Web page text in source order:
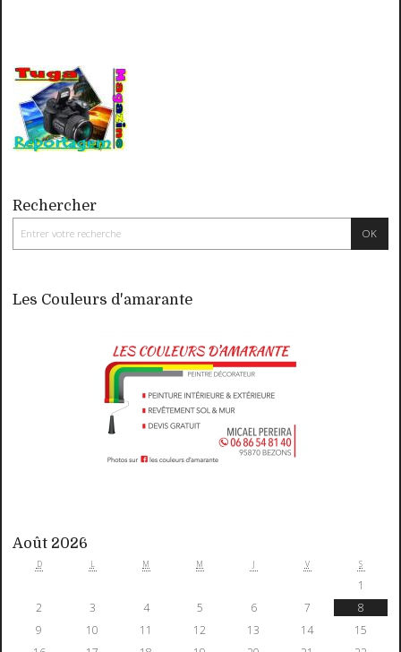
Rechercher
Les Couleurs d'amarante
Août 2026
D L M M J V S
1
2
3 4 5 6 7
8
9
10 11 12 13 14
15